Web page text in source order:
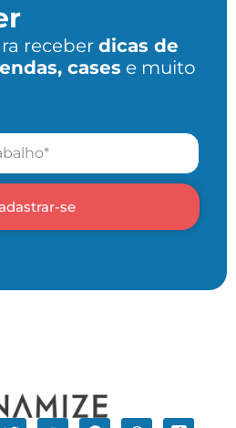
receber dicas de
cases e muito
se